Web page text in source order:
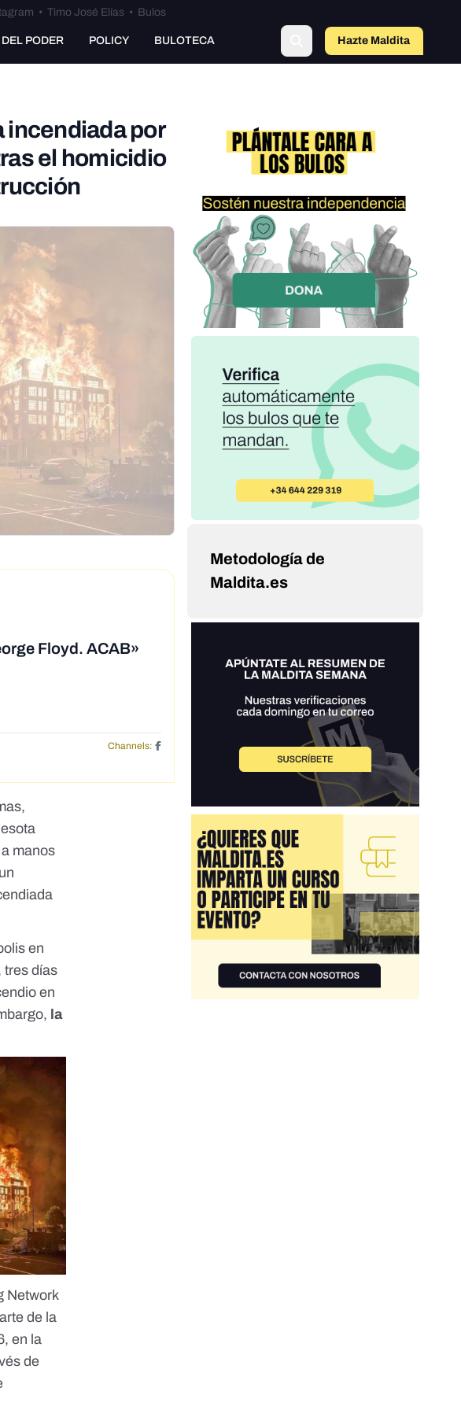
• Timo José Elías • Bulos
PODER POLICY BULOTECA Hazte Maldita
incendiada por
el homicidio
Floyd. ACAB»
Channels:
manos
en
tres días
en
la
Network
de la
en la
de
Metodología de
Maldita.es